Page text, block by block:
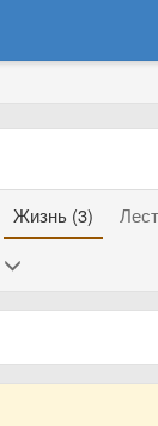
Жизнь (3)